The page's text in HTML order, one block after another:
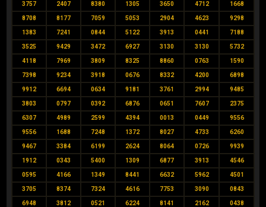
3757 2407 8380 1305 3650 4712 1668
8708 8177 7059 5053 2904 4623 9298
1383 7241 0844 5122 3913 0441 7188
3525 9429 3472 6927 3130 3130 5732
4118 7969 3809 8325 8860 0763 1590
7398 9234 3918 0676 8332 4200 6898
9912 6694 0634 9181 3761 2994 9485
3803 0797 0392 6876 0651 7607 2375
6307 4989 2599 4394 0013 0449 9556
9556 1688 7248 1372 8027 4733 6260
9467 3384 6199 2624 8064 0726 9939
1912 0343 5400 1309 6877 3913 4546
0595 4166 1349 8441 6632 5962 4501
3705 8374 7324 4616 7753 3090 0843
6948 3812 0521 6224 8141 2162 0438